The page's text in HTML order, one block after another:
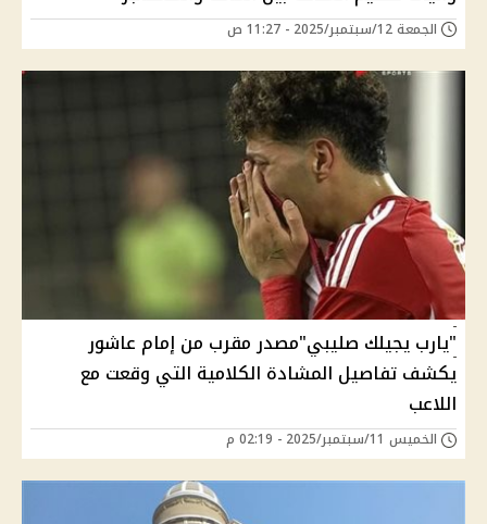
الجمعة 12/سبتمبر/2025 - 11:27 ص
"يارب يجيلك صليبي"مصدر مقرب من إمام عاشور
يكشف تفاصيل المشادة الكلامية التي وقعت مع
اللاعب
الخميس 11/سبتمبر/2025 - 02:19 م